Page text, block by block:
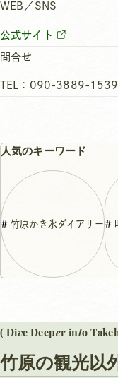
WEB／SNS
公式サイト
問合せ
TEL：090-3889-1539
人気のキーワード
竹原かき氷ダイアリー
( Dive Deeper into
竹原の観光以